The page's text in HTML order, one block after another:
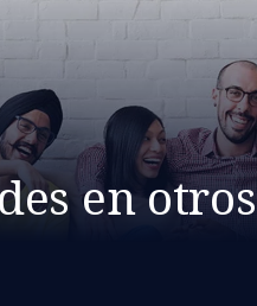
en otros